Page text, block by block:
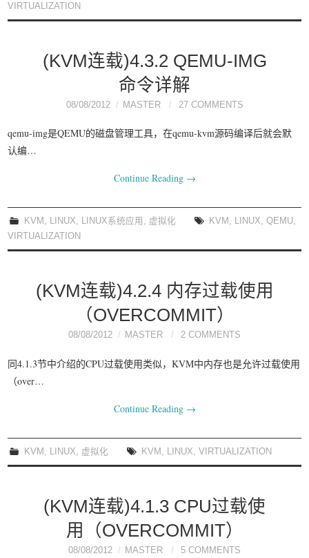
VIRTUALIZATION
(KVM连载)4.3.2 QEMU-IMG
命令详解
08/08/2012 MASTER 27 COMMENTS
qemu-img是QEMU的磁盘管理工具，在qemu-kvm源码编译后就会默
认编…
Continue Reading →
KVM , LINUX, LINUX系统应用 , 虚拟化 KVM , LINUX,QEMU,
VIRTUALIZATION
(KVM连载)4.2.4 内存过载使用
（OVERCOMMIT）
08/08/2012 MASTER 2 COMMENTS
同4.1.3节中介绍的CPU过载使用类似，KVM中内存也是允许过载使用
（over…
Continue Reading →
KVM LINUX 虚拟化 KVM LINUX ,VIRTUALIZATION
(KVM连载)4.1.3 CPU过载使
用（OVERCOMMIT）
08/08/2012 MASTER 5 COMMENTS